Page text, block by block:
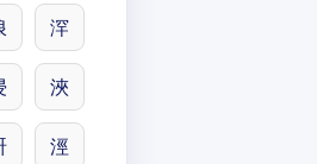
浫
浹
涇